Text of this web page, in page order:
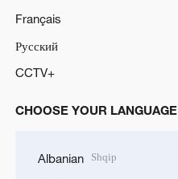
Français
Русский
CCTV+
CHOOSE YOUR LANGUAGE
Albanian Shqip